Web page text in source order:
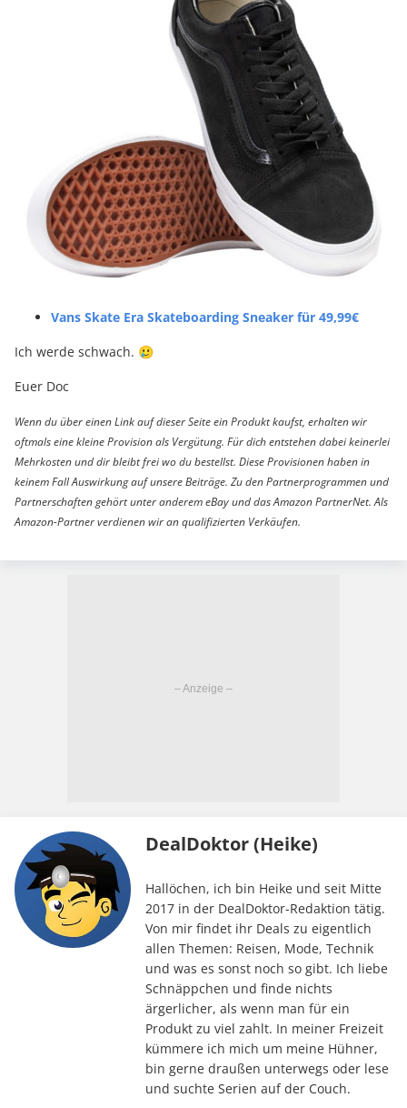
Vans Skate Era Skateboarding Sneaker für 49,99€
Ich werde schwach. 🥲
Euer Doc
Wenn du über einen Link auf dieser Seite ein Produkt kaufst, erhalten wir
oftmals eine kleine Provision als Vergütung. Für dich entstehen dabei keinerlei
Mehrkosten und dir bleibt frei wo du bestellst. Diese Provisionen haben in
keinem Fall Auswirkung auf unsere Beiträge. Zu den Partnerprogrammen und
Partnerschaften gehört unter anderem eBay und das Amazon PartnerNet. Als
Amazon-Partner verdienen wir an qualifizierten Verkäufen.
DealDoktor (Heike)
Hallöchen, ich bin Heike und seit Mitte
2017 in der DealDoktor-Redaktion tätig.
Von mir findet ihr Deals zu eigentlich
allen Themen: Reisen, Mode, Technik
und was es sonst noch so gibt. Ich liebe
Schnäppchen und finde nichts
ärgerlicher, als wenn man für ein
Produkt zu viel zahlt. In meiner Freizeit
kümmere ich mich um meine Hühner,
bin gerne draußen unterwegs oder lese
und suchte Serien auf der Couch.